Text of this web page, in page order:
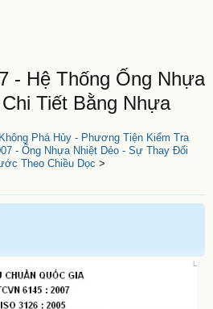
- Hệ Thống Ống Nhựa
Tiết Bằng Nhựa
Phá Hủy - Phương Tiện Kiểm Tra
- Ống Nhựa Nhiệt Dẻo - Sự Thay Đổi
Theo Chiều Dọc >